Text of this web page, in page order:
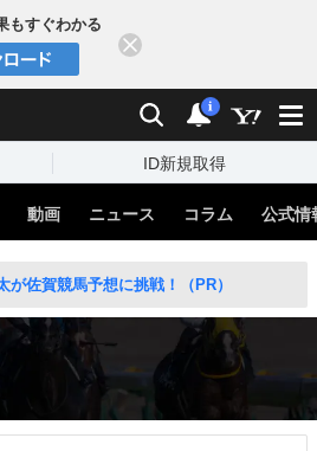
もすぐわかる
検索 通知
i
ID新規取得
動画 ニュース コラム 公式情
が佐賀競馬予想に挑戦！（PR）